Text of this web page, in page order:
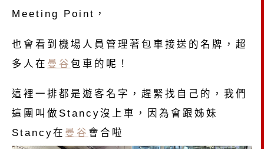
Meeting Point，
也會看到機場人員管理著包車接送的名牌，超
多人在 曼谷 包車的呢！
這裡一排都是遊客名字，趕緊找自己的，我們
這團叫做Stancy沒上車，因為會跟姊妹
Stancy在 曼谷 會合啦